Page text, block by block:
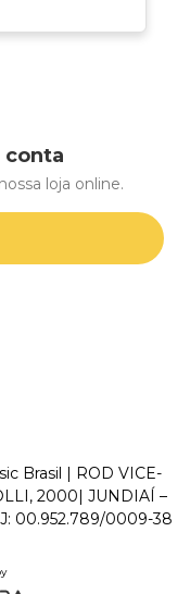
conta
loja online.
Brasil | ROD VICE-
2000| JUNDIAÍ –
00.952.789/0009-38